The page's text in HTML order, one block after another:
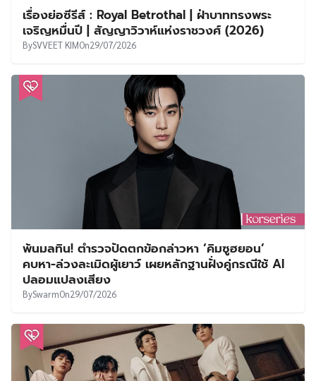
เรื่องย่อซีรีส์ : Royal Betrothal | ฝ่าบาททรงพระ
เจริญหมื่นปี | สัญญาวิวาห์แห่งราชวงศ์ (2026)
BySVVEET KIMOn29/07/2026
พ้นมลทิน! ตำรวจปัดตกข้อกล่าวหา ‘คิมซูฮยอน’
คบหา-ล่วงละเมิดผู้เยาว์ เผยหลักฐานฝั่งคู่กรณีใช้ AI
ปลอมแปลงเสียง
BySwarmOn29/07/2026